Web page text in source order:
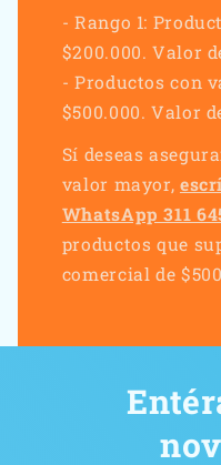
- Rango 1:
$200.000. Valor
- Productos con
$500.000. Valor
Sí deseas
valor mayor,
WhatsApp 311
productos que
comercial de